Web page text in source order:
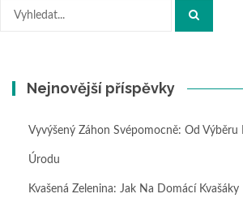
příspěvky
Hledat:
Nejnovější příspěvky
Vyvýšený Záhon Svépomocně: Od Výběru
Úrodu
Kvašená Zelenina: Jak Na Domácí Kvašáky